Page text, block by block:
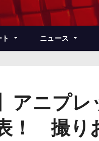
ニュース
アニプ
！ 撮り